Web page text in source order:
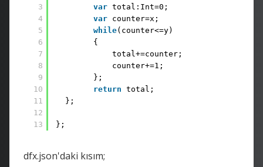
3
4
5
6
7
8
9
10
11
12
13
var total:Int=0;
var counter=x;
while(counter<=y)
{
total+=counter;
counter+=1;
};
return total;
};
};
dfx.json'daki kısım;